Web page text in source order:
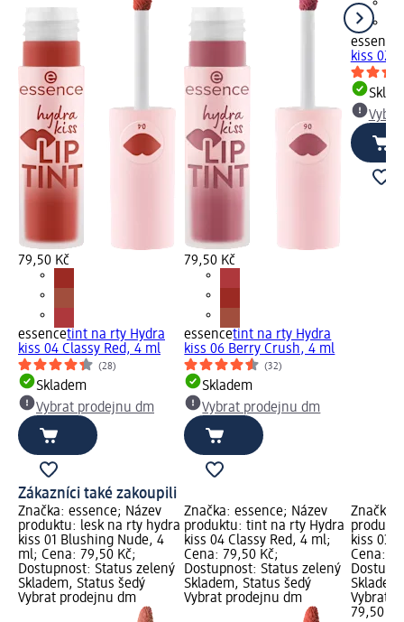
79,50 Kč
essencetint na rty Hydra
kiss 04 Classy Red, 4 ml
(28)
Skladem
Vybrat prodejnu dm
79,50 Kč
essencetint na rty Hydra
kiss 06 Berry Crush, 4 ml
(32)
Skladem
Vybrat prodejnu dm
essence
kiss 02
Zákazníci také zakoupili
Značka: essence; Název
produktu: lesk na rty hydra
kiss 01 Blushing Nude, 4
ml; Cena: 79,50 Kč;
Dostupnost: Status zelený
Skladem, Status šedý
Vybrat prodejnu dm
Značka: essence; Název
produktu: tint na rty Hydra
kiss 04 Classy Red, 4 ml;
Cena: 79,50 Kč;
Dostupnost: Status zelený
Skladem, Status šedý
Vybrat prodejnu dm
Značka:
kiss 03
Cena:
Vybrat
79,50 Kč